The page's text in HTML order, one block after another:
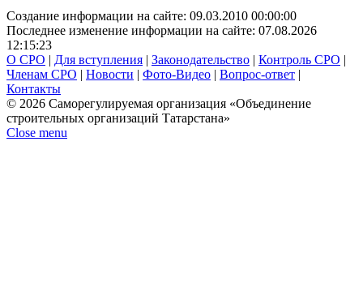
Создание информации на сайте: 09.03.2010 00:00:00
Последнее изменение информации на сайте: 07.08.2026
12:15:23
О СРО | Для вступления | Законодательство | Контроль СРО |
Членам СРО | Новости | Фото-Видео | Вопрос-ответ |
Контакты
© 2026 Саморегулируемая организация «Объединение
строительных организаций Татарстана»
Close menu